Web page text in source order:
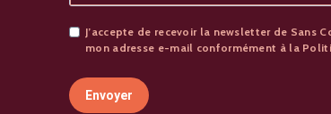
J’accepte de recevoir la newsletter de Sans
mon adresse e-mail conformément à la
Envoyer